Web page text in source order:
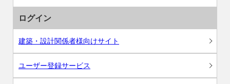
ログイン
建築・設計関係者様向けサイト
ユーザー登録サービス